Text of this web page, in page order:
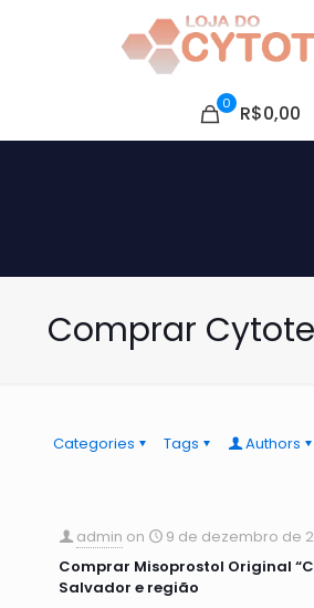
0 R$0,00
Comprar
Categories Tags Authors
admin on
9 de dezembro de
Comprar Misoprostol Original
Salvador e região